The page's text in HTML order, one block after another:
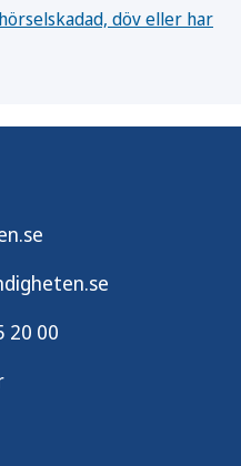
döv eller har
20 00